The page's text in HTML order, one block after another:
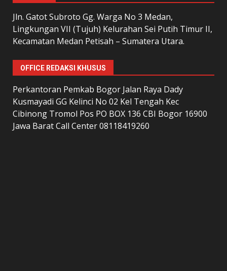
Jln. Gatot Subroto Gg. Warga No 3 Medan,
Lingkungan VII (Tujuh) Kelurahan Sei Putih Timur II,
Kecamatan Medan Petisah – Sumatera Utara.
OFFICE REDAKSI KHUSUS
Perkantoran Pemkab Bogor Jalan Raya Dady
Kusmayadi GG Kelinci No 02 Kel Tengah Kec
Cibinong Tromol Pos PO BOX 136 CBI Bogor 16900
Jawa Barat Call Center 08118419260